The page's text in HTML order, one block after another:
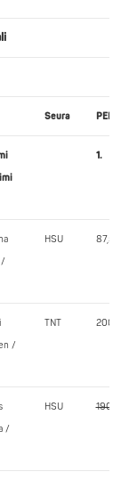
Seura
1.
/
HSU 87,5
/
TNT 200,0
/
HSU 190,0